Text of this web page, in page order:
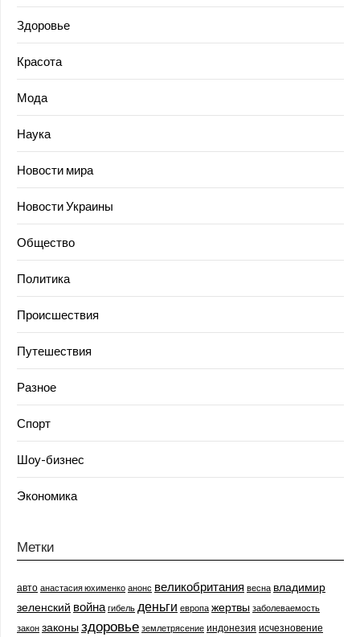
Здоровье
Красота
Мода
Наука
Новости мира
Новости Украины
Общество
Политика
Происшествия
Путешествия
Разное
Спорт
Шоу-бизнес
Экономика
Метки
авто анастасия юхименко анонс великобритания весна владимир
зеленский война гибель деньги европа жертвы заболеваемость
закон законыздоровье землетрясение индонезия исчезновение